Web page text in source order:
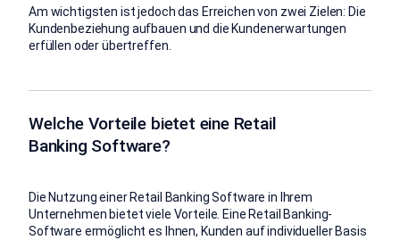
Am wichtigsten ist jedoch das Erreichen von zwei Zielen: Die
Kundenbeziehung aufbauen und die Kundenerwartungen
erfüllen oder übertreffen.
Welche Vorteile bietet eine Retail
Banking Software?
Die Nutzung einer Retail Banking Software in Ihrem
Unternehmen bietet viele Vorteile. Eine Retail Banking-
Software ermöglicht es Ihnen, Kunden auf individueller Basis